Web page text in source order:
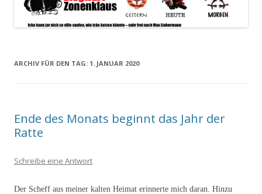
ARCHIV FÜR DEN TAG: 1. JANUAR 2020
Ende des Monats beginnt das Jahr der
Ratte
Schreibe eine Antwort
Der Scheff aus meiner kalten Heimat erinnerte mich daran. Hinzu